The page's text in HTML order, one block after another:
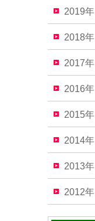
2019年
2018年
2017年
2016年
2015年
2014年
2013年
2012年